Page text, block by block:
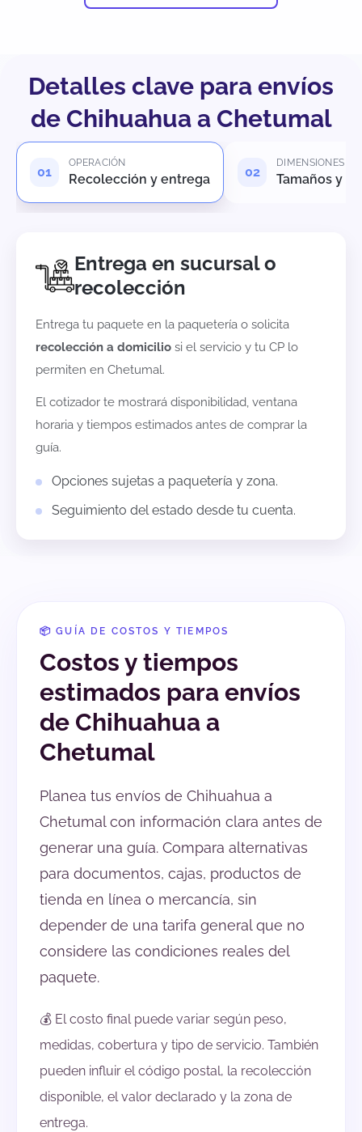
Detalles clave para envíos
de Chihuahua a Chetumal
OPERACIÓN
Recolección y entrega
DIMENSIONES
Tamaños y
Entrega en sucursal o
recolección
Entrega tu paquete en la paquetería o solicita
recolección a domicilio si el servicio y tu CP lo
permiten en Chetumal.
El cotizador te mostrará disponibilidad, ventana
horaria y tiempos estimados antes de comprar la
guía.
Opciones sujetas a paquetería y zona.
Seguimiento del estado desde tu cuenta.
📦 GUÍA DE COSTOS Y TIEMPOS
Costos y tiempos
estimados para envíos
de Chihuahua a
Chetumal
Planea tus envíos de Chihuahua a
Chetumal con información clara antes de
generar una guía. Compara alternativas
para documentos, cajas, productos de
tienda en línea o mercancía, sin
depender de una tarifa general que no
considere las condiciones reales del
paquete.
💰 El costo final puede variar según peso,
medidas, cobertura y tipo de servicio. También
pueden influir el código postal, la recolección
disponible, el valor declarado y la zona de
entrega.